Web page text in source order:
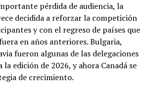
pérdida de audiencia, la
decidida a reforzar la competición
y con el regreso de países que
en años anteriores. Bulgaria,
fueron algunas de las delegaciones
la edición de 2026, y ahora Canadá se
de crecimiento.